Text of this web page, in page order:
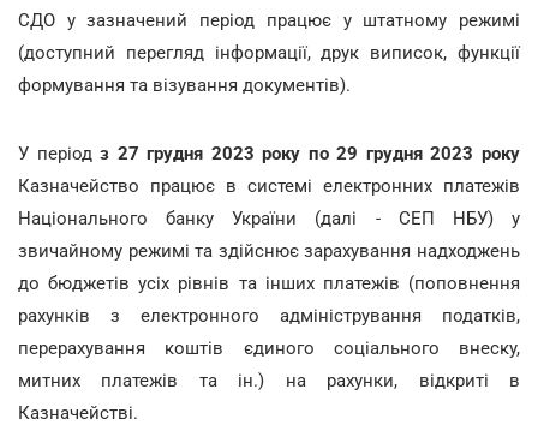
СДО у зазначений період працює у штатному режимі
(доступний перегляд інформації, друк виписок, функції
формування та візування документів).
У періодз 27 грудня 2023 року по 29 грудня 2023 року
Казначейство працює в системі електронних платежів
Національного банку України (далі - СЕП НБУ) у
звичайному режимі та здійснює зарахування надходжень
до бюджетів усіх рівнів та інших платежів (поповнення
рахунків з електронного адміністрування податків,
перерахування коштів єдиного соціального внеску,
митних платежів та ін.) на рахунки, відкриті в
Казначействі.